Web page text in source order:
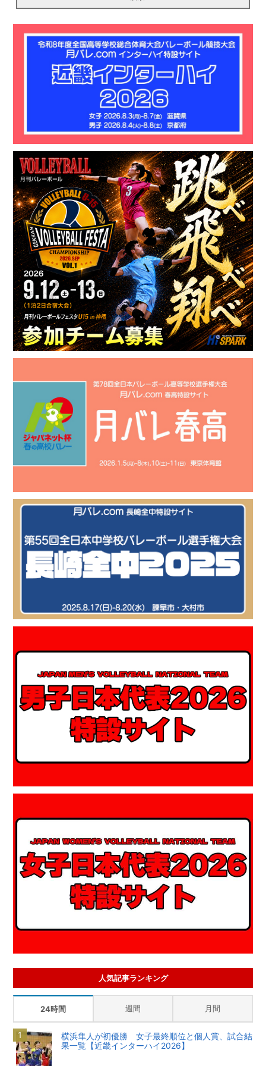
人気記事ランキング
24時間 週間 月間
横浜隼人が初優勝 女子最終順位と個人賞、試合結
果一覧【近畿インターハイ2026】